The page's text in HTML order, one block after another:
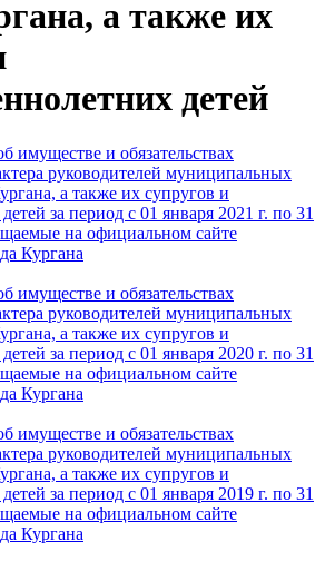
а также их
детей
имуществе и обязательствах
руководителей муниципальных
а также их супругов и
за период с 01 января 2021 г. по 31
на официальном сайте
Кургана
имуществе и обязательствах
руководителей муниципальных
а также их супругов и
за период с 01 января 2020 г. по 31
на официальном сайте
Кургана
имуществе и обязательствах
руководителей муниципальных
а также их супругов и
за период с 01 января 2019 г. по 31
на официальном сайте
Кургана